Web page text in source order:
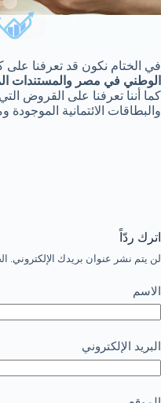
في الختام نكون قد تعرفنا على
الوطني في مصر والمستندات
كما أننا تعرفنا على القروض
والبطاقات الائتمانية الموجودة
اترك ردّاً
لن يتم نشر عنوان بريدك الإلكتروني.
الاسم
البريد الإلكتروني